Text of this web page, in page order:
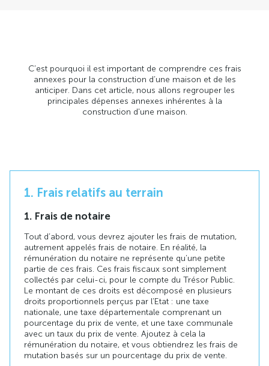
C’est pourquoi il est important de comprendre ces frais
annexes pour la construction d’une maison et de les
anticiper. Dans cet article, nous allons regrouper les
principales dépenses annexes inhérentes à la
construction d'une maison.
1. Frais relatifs au terrain
1. Frais de notaire
Tout d’abord, vous devrez ajouter les frais de mutation,
autrement appelés frais de notaire. En réalité, la
rémunération du notaire ne représente qu’une petite
partie de ces frais. Ces frais fiscaux sont simplement
collectés par celui-ci, pour le compte du Trésor Public.
Le montant de ces droits est décomposé en plusieurs
droits proportionnels perçus par l’Etat : une taxe
nationale, une taxe départementale comprenant un
pourcentage du prix de vente, et une taxe communale
avec un taux du prix de vente. Ajoutez à cela la
rémunération du notaire, et vous obtiendrez les frais de
mutation basés sur un pourcentage du prix de vente.